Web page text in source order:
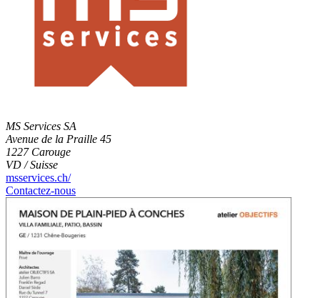
MS Services SA
Avenue de la Praille 45
1227 Carouge
VD / Suisse
msservices.ch/
Contactez-nous